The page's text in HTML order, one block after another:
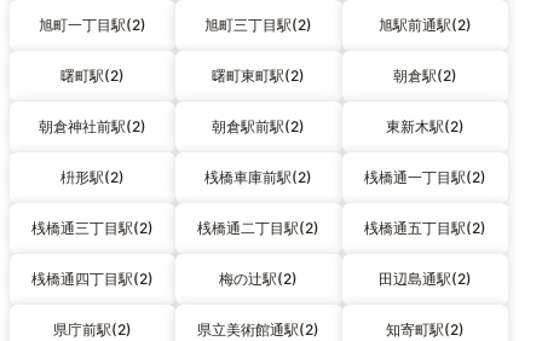
旭町一丁目駅(2) 旭町三丁目駅(2) 旭駅前通駅(2)
曙町駅(2) 曙町東町駅(2) 朝倉駅(2)
朝倉神社前駅(2) 朝倉駅前駅(2) 東新木駅(2)
枡形駅(2) 桟橋車庫前駅(2) 桟橋通一丁目駅(2)
桟橋通三丁目駅(2) 桟橋通二丁目駅(2) 桟橋通五丁目駅(2)
桟橋通四丁目駅(2) 梅の辻駅(2) 田辺島通駅(2)
県庁前駅(2) 県立美術館通駅(2) 知寄町駅(2)